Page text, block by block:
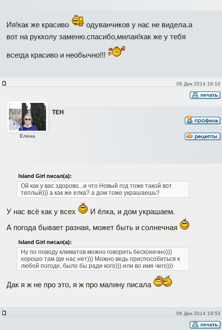
Ия!как же красиво
одуванчиков у нас не видела.а
вот на рукколу заменю.спасибо,милая!как же у тебя
всегда красиво и необычно!!!
06 Дек 2014 16:10
ТЕН
Елена
Island Girl писал(а):
Ой как у вас здорово...и что Новый год тоже такой вот
теплый))) а как же елка? а дом тоже украшаешь?
У нас всё как у всех
И ёлка, и дом украшаем.
А погода бывает разная, может быть и солнечная
Island Girl писал(а):
Ну по поводу климатов можно говорить бесконечно)))
хорошо там где нас нет))) Можно ведь приспособиться к
любой погоде, было бы ради кого))) или во имя чего)))
Дак я ж не про это, я ж про малину писала
06 Дек 2014 19:52